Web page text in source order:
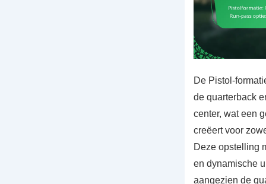
De Pistol-
de quarterback
center, wat een
creëert voor
Deze opstelling
en dynamische
aangezien de